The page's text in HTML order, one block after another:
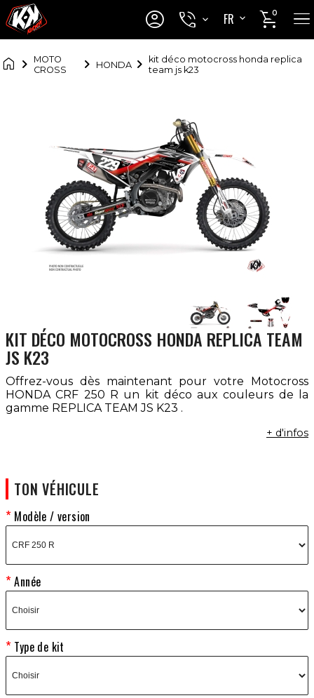
 
FR
EN

0 

MOTO
CROSS
HONDA
kit déco motocross honda replica
team js k23
KIT DÉCO MOTOCROSS HONDA REPLICA TEAM
JS K23
Offrez-vous dès maintenant pour votre Motocross
HONDA CRF 250 R un kit déco aux couleurs de la
gamme REPLICA TEAM JS K23 .
+ d'infos
TON VÉHICULE
Modèle / version
Année
Type de kit